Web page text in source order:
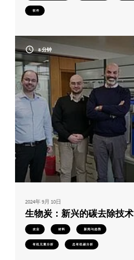
软件
8 分钟
2024年 9月 10日
生物炭：新兴的碳去除技术
农业 材料 新闻与趋势
有机元素分析 总有机碳分析